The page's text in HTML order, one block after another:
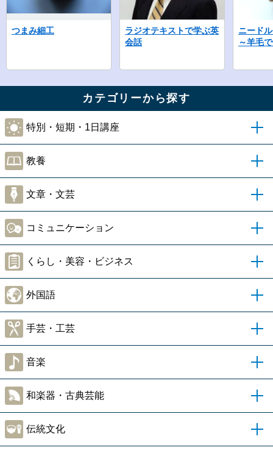
つまみ細工
ラジオテキストで学ぶ英
会話
ニード
～羊毛
カテゴリーから探す
特別・短期・1日講座
教養
文章・文芸
コミュニケーション
くらし・美容・ビジネス
外国語
手芸・工芸
音楽
和楽器・古典芸能
伝統文化